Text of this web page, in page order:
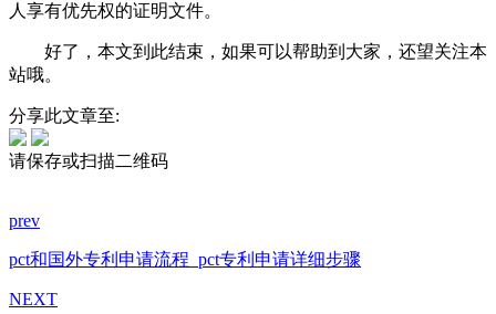
人享有优先权的证明文件。
好了，本文到此结束，如果可以帮助到大家，还望关注本
站哦。
分享此文章至:
请保存或扫描二维码
prev
pct和国外专利申请流程 pct专利申请详细步骤
NEXT